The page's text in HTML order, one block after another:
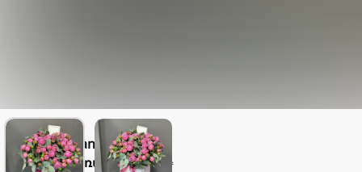
ElegantՓակ է։
Առաքում2.000֏